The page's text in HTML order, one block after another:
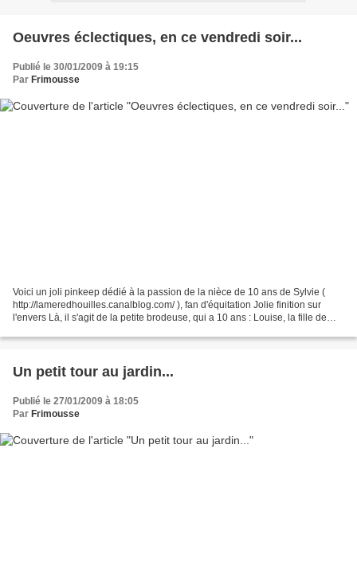
Oeuvres éclectiques, en ce vendredi soir...
Publié le 30/01/2009 à 19:15
Par Frimousse
Voici un joli pinkeep dédié à la passion de la nièce de 10 ans de Sylvie (
http://lameredhouilles.canalblog.com/ ), fan d'équitation Jolie finition sur
l'envers Là, il s'agit de la petite brodeuse, qui a 10 ans : Louise, la fille de
Un petit tour au jardin...
Publié le 27/01/2009 à 18:05
Par Frimousse